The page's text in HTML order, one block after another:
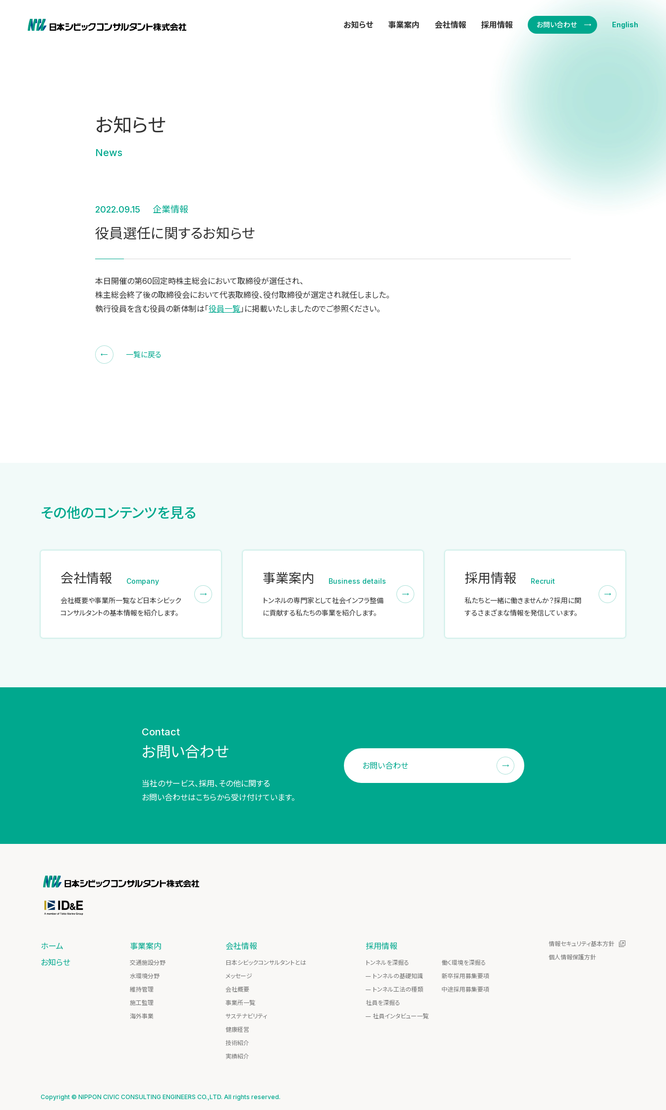
お知らせ 事業案内 会社情報 採用情報 お問い合わせ English
お知らせ
News
2022.09.15 企業情報
役員選任に関するお知らせ
本日開催の第60回定時株主総会において取締役が選任され、
株主総会終了後の取締役会において代表取締役、役付取締役が選定され就任しました。
執行役員を含む役員の新体制は「役員一覧 」に掲載いたしましたのでご参照ください。
一覧に戻る
その他のコンテンツを見る
会社情報 Company
会社概要や事業所一覧など日本シビック
コンサルタントの基本情報を紹介します。
事業案内 Business details
トンネルの専門家として社会インフラ整備
に貢献する私たちの事業を紹介します。
採用情報 Recruit
私たちと一緒に働きませんか？採用に関
するさまざまな情報を発信しています。
Contact
お問い合わせ
当社のサービス、採用、その他に関する
お問い合わせはこちらから受け付けています。
お問い合わせ
ホーム
お知らせ
事業案内
交通施設分野
水環境分野
維持管理
施工監理
海外事業
会社情報
日本シビックコンサルタントとは
メッセージ
会社概要
事業所一覧
サステナビリティ
健康経営
技術紹介
実績紹介
採用情報
トンネルを深掘る
トンネルの基礎知識
トンネル工法の種類
社員を深掘る
社員インタビュー一覧
働く環境を深掘る
新卒採用募集要項
中途採用募集要項
情報セキュリティ基本方針
個人情報保護方針
Copyright © NIPPON CIVIC CONSULTING ENGINEERS CO.,LTD. All rights reserved.